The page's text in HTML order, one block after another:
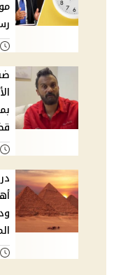
07 أغسطس, 2026 09:55 م
07 أغسطس, 2026 09:40 م
07 أغسطس, 2026 09:16 م